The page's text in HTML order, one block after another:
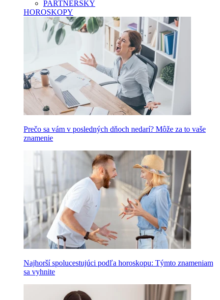
PARTNERSKÝ
HOROSKOPY
Prečo sa vám v posledných dňoch nedarí? Môže za to vaše
znamenie
Najhorší spolucestujúci podľa horoskopu: Týmto znameniam
sa vyhnite